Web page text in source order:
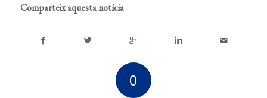
Comparteix aquesta notícia
0